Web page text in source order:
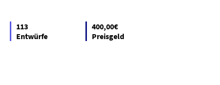
113
Entwürfe
400,00€
Preisgeld